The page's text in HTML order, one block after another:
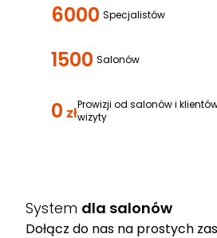
6000 Specjalistów
1500 Salonów
0 złProwizji od salonów i
wizyty
System dla salonów
Dołącz do nas na prostych